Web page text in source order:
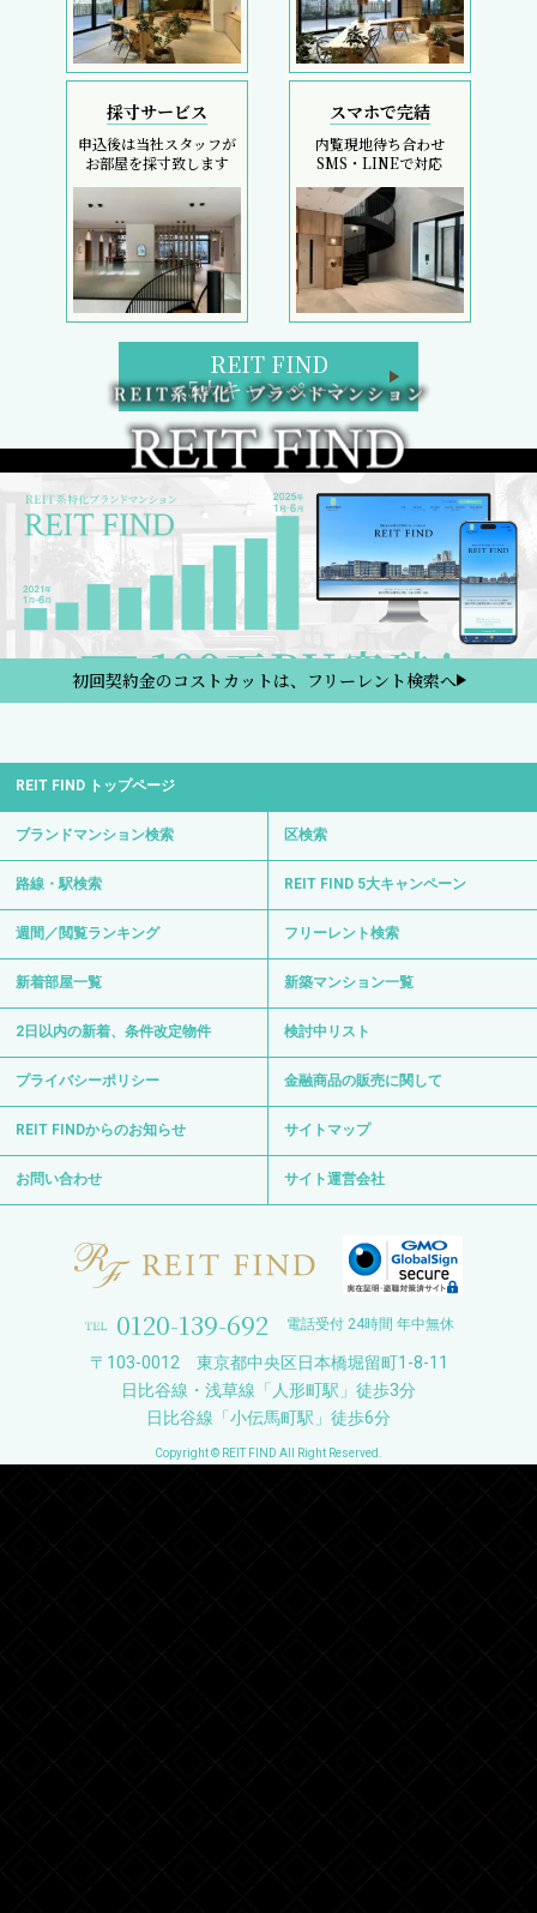
採寸サービス
申込後は当社スタッフが
お部屋を採寸致します
スマホで完結
内覧現地待ち合わせ
SMS・LINEで対応
REIT FIND
5大キャンペーン
初回契約金のコストカットは、フリーレント検索へ
REIT FIND トップページ
ブランドマンション検索 区検索
路線・駅検索 REIT FIND 5大キャンペーン
週間／閲覧ランキング フリーレント検索
新着部屋一覧 新築マンション一覧
2日以内の新着、条件改定物件 検討中リスト
プライバシーポリシー 金融商品の販売に関して
REIT FINDからのお知らせ サイトマップ
お問い合わせ サイト運営会社
0120-139-692 電話受付 24時間 年中無休
〒103-0012 東京都中央区日本橋堀留町1-8-11
日比谷線・浅草線「人形町駅」徒歩3分
日比谷線「小伝馬町駅」徒歩6分
Copyright © REIT FIND All Right Reserved.